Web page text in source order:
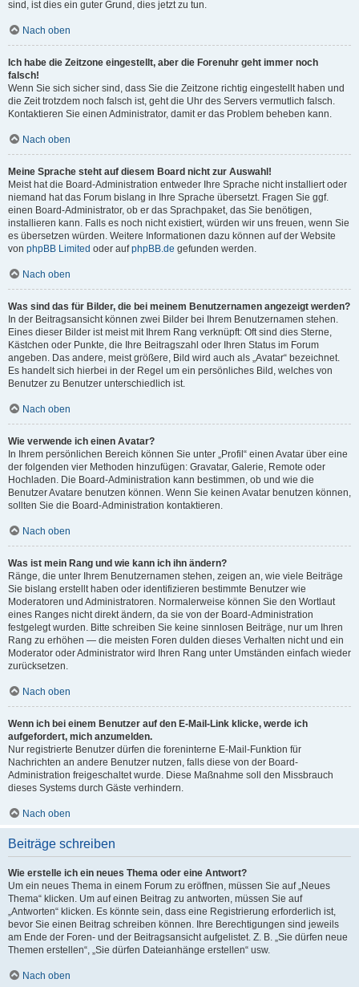
sind, ist dies ein guter Grund, dies jetzt zu tun.
Nach oben
Ich habe die Zeitzone eingestellt, aber die Forenuhr geht immer noch
falsch!
Wenn Sie sich sicher sind, dass Sie die Zeitzone richtig eingestellt haben und
die Zeit trotzdem noch falsch ist, geht die Uhr des Servers vermutlich falsch.
Kontaktieren Sie einen Administrator, damit er das Problem beheben kann.
Nach oben
Meine Sprache steht auf diesem Board nicht zur Auswahl!
Meist hat die Board-Administration entweder Ihre Sprache nicht installiert oder
niemand hat das Forum bislang in Ihre Sprache übersetzt. Fragen Sie ggf.
einen Board-Administrator, ob er das Sprachpaket, das Sie benötigen,
installieren kann. Falls es noch nicht existiert, würden wir uns freuen, wenn Sie
es übersetzen würden. Weitere Informationen dazu können auf der Website
von phpBB Limited oder aufphpBB.de gefunden werden.
Nach oben
Was sind das für Bilder, die bei meinem Benutzernamen angezeigt werden?
In der Beitragsansicht können zwei Bilder bei Ihrem Benutzernamen stehen.
Eines dieser Bilder ist meist mit Ihrem Rang verknüpft: Oft sind dies Sterne,
Kästchen oder Punkte, die Ihre Beitragszahl oder Ihren Status im Forum
angeben. Das andere, meist größere, Bild wird auch als „Avatar“ bezeichnet.
Es handelt sich hierbei in der Regel um ein persönliches Bild, welches von
Benutzer zu Benutzer unterschiedlich ist.
Nach oben
Wie verwende ich einen Avatar?
In Ihrem persönlichen Bereich können Sie unter „Profil“ einen Avatar über eine
der folgenden vier Methoden hinzufügen: Gravatar, Galerie, Remote oder
Hochladen. Die Board-Administration kann bestimmen, ob und wie die
Benutzer Avatare benutzen können. Wenn Sie keinen Avatar benutzen können,
sollten Sie die Board-Administration kontaktieren.
Nach oben
Was ist mein Rang und wie kann ich ihn ändern?
Ränge, die unter Ihrem Benutzernamen stehen, zeigen an, wie viele Beiträge
Sie bislang erstellt haben oder identifizieren bestimmte Benutzer wie
Moderatoren und Administratoren. Normalerweise können Sie den Wortlaut
eines Ranges nicht direkt ändern, da sie von der Board-Administration
festgelegt wurden. Bitte schreiben Sie keine sinnlosen Beiträge, nur um Ihren
Rang zu erhöhen — die meisten Foren dulden dieses Verhalten nicht und ein
Moderator oder Administrator wird Ihren Rang unter Umständen einfach wieder
zurücksetzen.
Nach oben
Wenn ich bei einem Benutzer auf den E-Mail-Link klicke, werde ich
aufgefordert, mich anzumelden.
Nur registrierte Benutzer dürfen die foreninterne E-Mail-Funktion für
Nachrichten an andere Benutzer nutzen, falls diese von der Board-
Administration freigeschaltet wurde. Diese Maßnahme soll den Missbrauch
dieses Systems durch Gäste verhindern.
Nach oben
Beiträge schreiben
Wie erstelle ich ein neues Thema oder eine Antwort?
Um ein neues Thema in einem Forum zu eröffnen, müssen Sie auf „Neues
Thema“ klicken. Um auf einen Beitrag zu antworten, müssen Sie auf
„Antworten“ klicken. Es könnte sein, dass eine Registrierung erforderlich ist,
bevor Sie einen Beitrag schreiben können. Ihre Berechtigungen sind jeweils
am Ende der Foren- und der Beitragsansicht aufgelistet. Z. B. „Sie dürfen neue
Themen erstellen“, „Sie dürfen Dateianhänge erstellen“ usw.
Nach oben